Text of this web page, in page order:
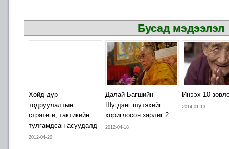
Бусад мэдээлэл
Хойд дүр
тодруулалтын
стратеги, тактикийн
тулгамдсан асуудалд
2012-04-20
Далай Багшийн
Шүгдэнг шүтэхийг
хориглосон зарлиг 2
2012-04-18
Инээх 10
2014-01-13